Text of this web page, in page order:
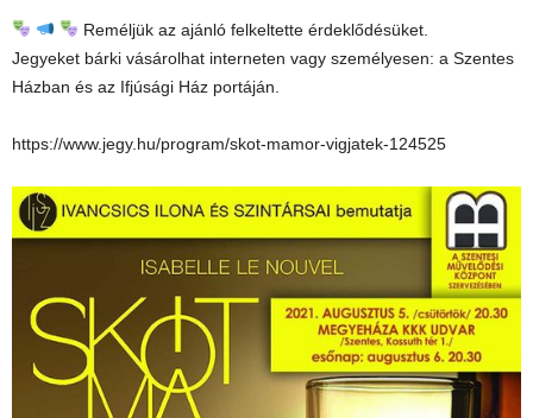
Reméljük az ajánló felkeltette érdeklődésüket.
Jegyeket bárki vásárolhat interneten vagy személyesen: a Szentes
Házban és az Ifjúsági Ház portáján.
https://www.jegy.hu/program/skot-mamor-vigjatek-124525